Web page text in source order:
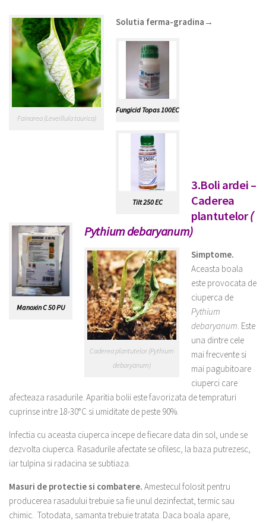
Fainarea (Leveillula taurica)
Solutia ferma-gradina →
Fungicid Topas 100EC
Tilt 250 EC
Manoxin C 50 PU
3.Boli ardei –
Caderea
plantutelor(
Pythium debaryanum)
Caderea plantutelor (Pythium
debaryanum)
Simptome.
Aceasta boala
este provocata de
ciuperca de
Pythium
debaryanum. Este
una dintre cele
mai frecvente si
mai pagubitoare
ciuperci care
afecteaza rasadurile. Aparitia bolii este favorizata de tempraturi
cuprinse intre 18-30°C si umiditate de peste 90%.
Infectia cu aceasta ciuperca incepe de fiecare data din sol, unde se
dezvolta ciuperca. Rasadurile afectate se ofilesc, la baza putrezesc,
iar tulpina si radacina se subtiaza.
Masuri de protectie si combatere. Amestecul folosit pentru
producerea rasadului trebuie sa fie unul dezinfectat, termic sau
chimic. Totodata, samanta trebuie tratata. Daca boala apare,